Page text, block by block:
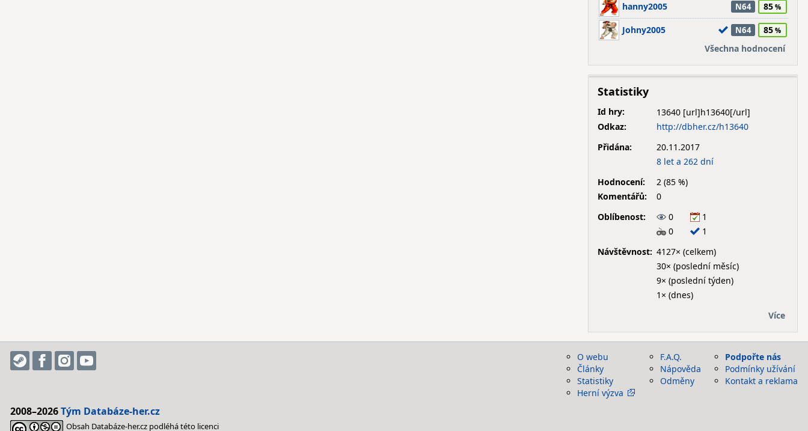
hanny2005 N64 85
Johny2005 N64
85
Všechna hodnocení
Statistiky
Id hry:
13640
Odkaz:
http://dbher.cz/h13640
Přidána:
20.11.2017
8 let a 262 dní
Hodnocení:
2 (85 %)
Komentářů:
0
Oblíbenost:
0
1
0
1
Návštěvnost: 4127× (celkem)
30× (poslední měsíc)
9× (poslední týden)
1× (dnes)
Více
O webu
Články
Statistiky
Herní výzva
F.A.Q.
Nápověda
Odměny
Podpořte nás
Podmínky užívání
Kontakt a reklama
2008–2026Tým Databáze-her.cz
Obsah Databáze-her.cz podléhá této licenci